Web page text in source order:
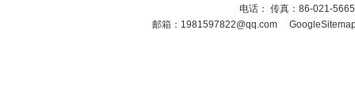
电话： 传真：86-021-
邮箱： 1981597822@qq.com